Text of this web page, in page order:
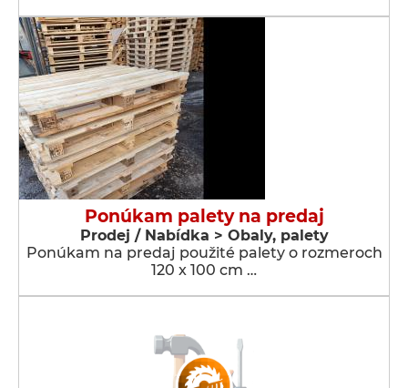
Ponúkam palety na predaj
Prodej / Nabídka > Obaly, palety
Ponúkam na predaj použité palety o rozmeroch
120 x 100 cm …